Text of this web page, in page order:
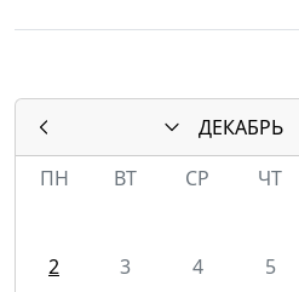
ДЕКАБРЬ
ПН
ВТ СР ЧТ
2
3 4 5